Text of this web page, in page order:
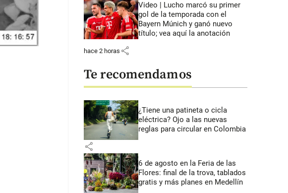
Video | Lucho marcó su primer
gol de la temporada con el
Bayern Múnich y ganó nuevo
título; vea aquí la anotación
hace 2 horas share
Te recomendamos
¿Tiene una patineta o cicla
eléctrica? Ojo a las nuevas
reglas para circular en Colombia
share
6 de agosto en la Feria de las
Flores: final de la trova, tablados
gratis y más planes en Medellín